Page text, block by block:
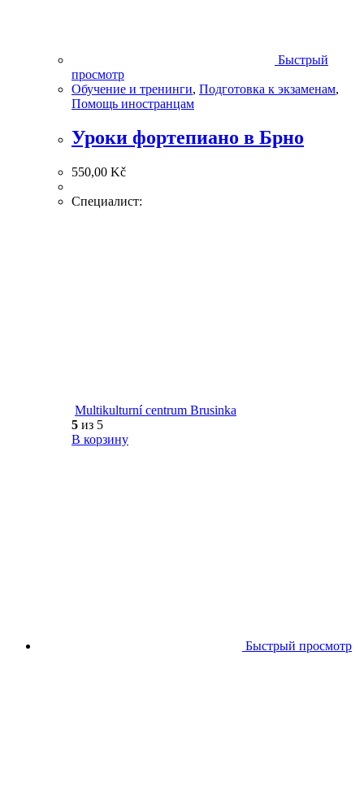
Быстрый
просмотр
Обучение и тренинги, Подготовка к экзаменам,
Помощь иностранцам
Уроки фортепиано в Брно
550,00 Kč
Специалист:
Multikulturní centrum Brusinka
5 из 5
В корзину
Быстрый просмотр